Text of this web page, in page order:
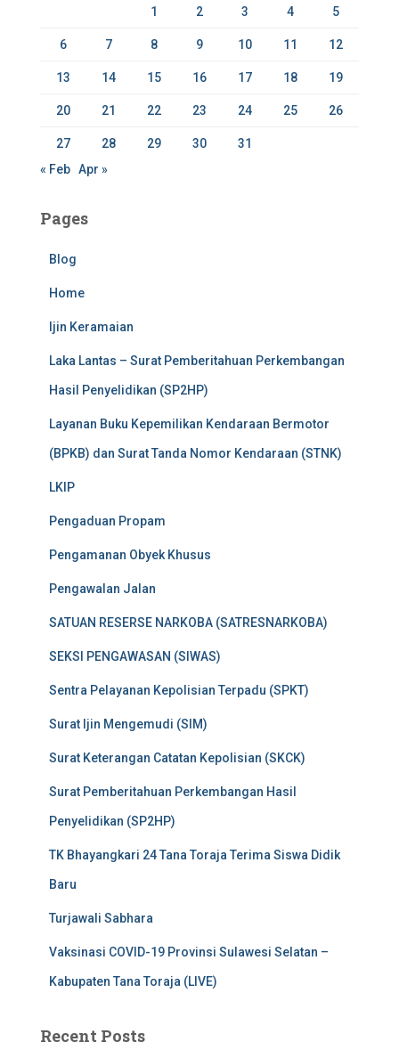
1 2 3 4 5
6 7 8 9 10 11 12
13 14 15 16 17 18 19
20 21 22 23 24 25 26
27 28 29 30
31
« Feb Apr »
Pages
Blog
Home
Ijin Keramaian
Laka Lantas – Surat Pemberitahuan Perkembangan
Hasil Penyelidikan (SP2HP)
Layanan Buku Kepemilikan Kendaraan Bermotor
(BPKB) dan Surat Tanda Nomor Kendaraan (STNK)
LKIP
Pengaduan Propam
Pengamanan Obyek Khusus
Pengawalan Jalan
SATUAN RESERSE NARKOBA (SATRESNARKOBA)
SEKSI PENGAWASAN (SIWAS)
Sentra Pelayanan Kepolisian Terpadu (SPKT)
Surat Ijin Mengemudi (SIM)
Surat Keterangan Catatan Kepolisian (SKCK)
Surat Pemberitahuan Perkembangan Hasil
Penyelidikan (SP2HP)
TK Bhayangkari 24 Tana Toraja Terima Siswa Didik
Baru
Turjawali Sabhara
Vaksinasi COVID-19 Provinsi Sulawesi Selatan –
Kabupaten Tana Toraja (LIVE)
Recent Posts